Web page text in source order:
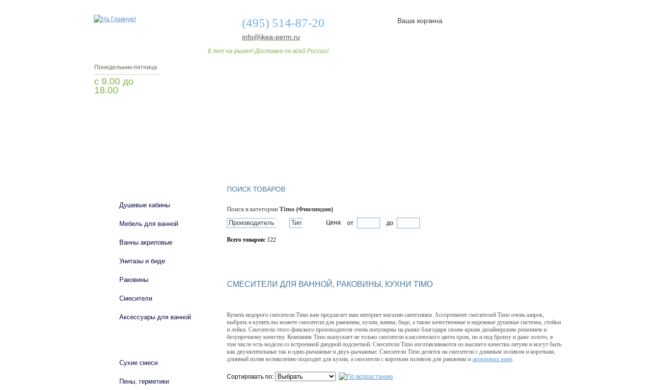
(495) 514-87-20
info@ikea-perm.ru
8 лет на рынке! Доставка по всей России!
Ваша корзина
Понедельник-пятница
с 9.00 до
18.00
ПОИСК ТОВАРОВ
Поиск в категории Timo (Финляндия)
Производитель
Тип Цена от до
Всего товаров: 122
СМЕСИТЕЛИ ДЛЯ ВАННОЙ, РАКОВИНЫ, КУХНИ TIMO
Купить недорого смесители Timo вам предлагает наш интернет магазин сантехники. Ассортимент смесителей Timo очень широк,
выбрать и купить вы можете смесители для раковины, кухни, ванны, биде, а также качественные и надежные душевые системы, стойки
и лейки. Смесители этого финского производителя очень популярны на рынке благодаря своим ярким дизайнерским решением и
безупречному качеству. Компания Timo выпускает не только смесители классического цвета хром, но и под бронзу и даже золото, в
том числе есть модели со встроенной диодной подсветкой. Смесители Timo изготавливаются из высшего качества латуни и могут быть
как двухвентильные так и одно-рычажные и двух-рычажные. Смесители Timo делятся на смесители с длинным изливом и коротким,
длинный излив великолепно подходит для кухни, а смесители с коротким изливом для раковины и акриловых ванн.
Сортировать по:
Душевые кабины
Мебель для ванной
Ванны акриловые
Унитазы и биде
Раковины
Смесители
Аксессуары для ванной
Сухие смеси
Пены, герметики